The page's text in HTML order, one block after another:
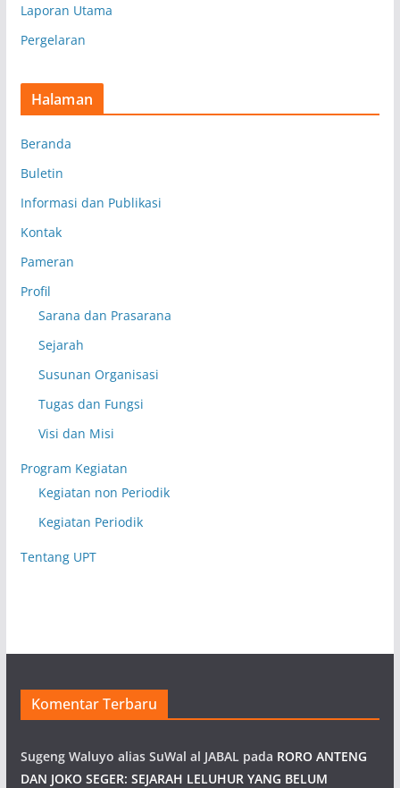
Laporan Utama
Pergelaran
Halaman
Beranda
Buletin
Informasi dan Publikasi
Kontak
Pameran
Profil
Sarana dan Prasarana
Sejarah
Susunan Organisasi
Tugas dan Fungsi
Visi dan Misi
Program Kegiatan
Kegiatan non Periodik
Kegiatan Periodik
Tentang UPT
Komentar Terbaru
Sugeng Waluyo alias SuWal al JABAL pada RORO ANTENG
DAN JOKO SEGER: SEJARAH LELUHUR YANG BELUM